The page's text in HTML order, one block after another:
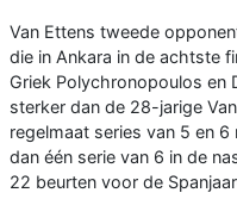
Van Ettens tweede
die in Ankara in de achtste
Griek Polychronopoulos en
sterker dan de 28-jarige
regelmaat series van 5 en
dan één serie van 6 in de
22 beurten voor de